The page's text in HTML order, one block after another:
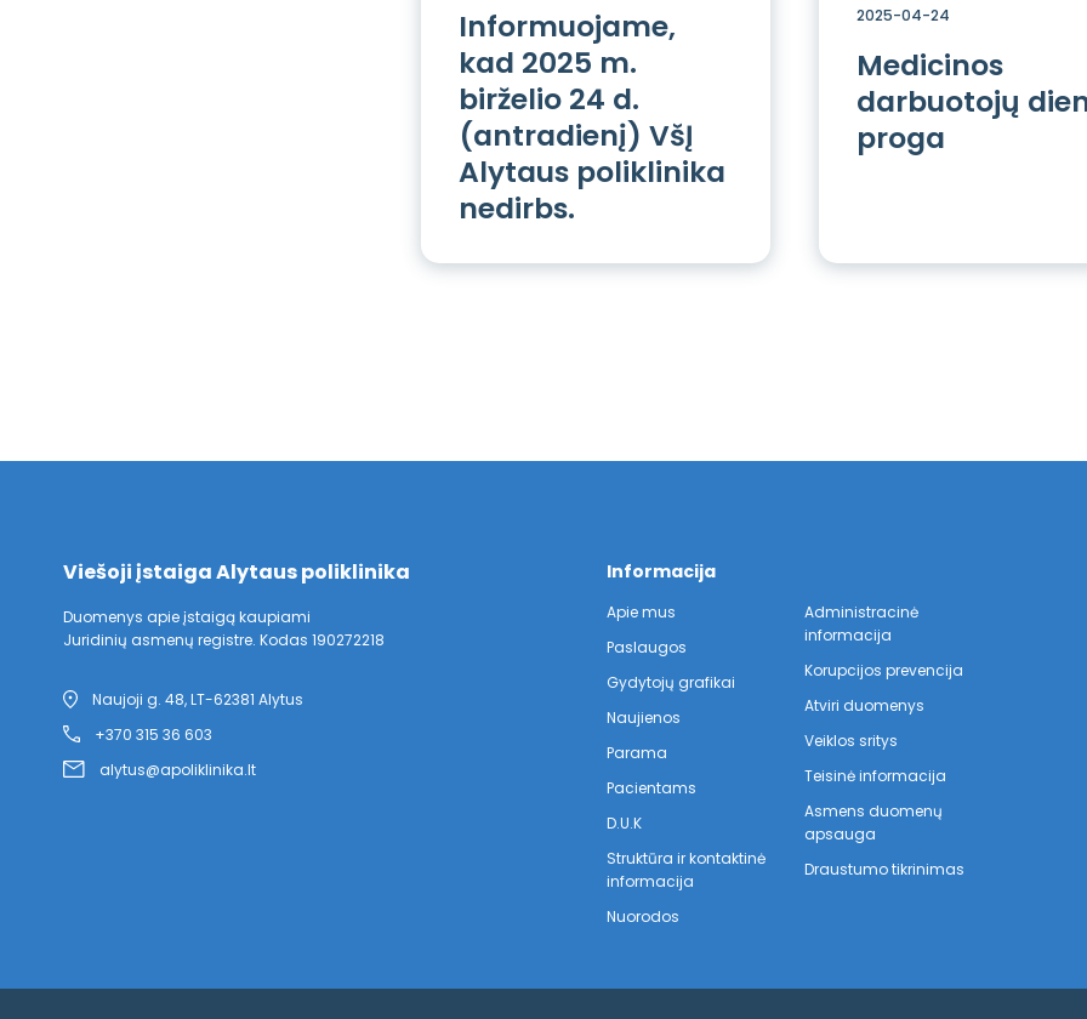
Informuojame,
kad 2025 m.
birželio 24 d.
(antradienį) VšĮ
Alytaus poliklinika
nedirbs.
2025-04-24
Medicinos
darbuotojų
proga
Viešoji įstaiga Alytaus poliklinika
Duomenys apie įstaigą kaupiami
Juridinių asmenų registre. Kodas 190272218
Naujoji g. 48, LT-62381 Alytus
+370 315 36 603
alytus@apoliklinika.lt
Informacija
Apie mus
Paslaugos
Gydytojų grafikai
Naujienos
Parama
Pacientams
D.U.K
Struktūra ir kontaktinė
informacija
Nuorodos
Administracinė
informacija
Korupcijos prevencija
Atviri duomenys
Veiklos sritys
Teisinė informacija
Asmens duomenų
apsauga
Draustumo tikrinimas